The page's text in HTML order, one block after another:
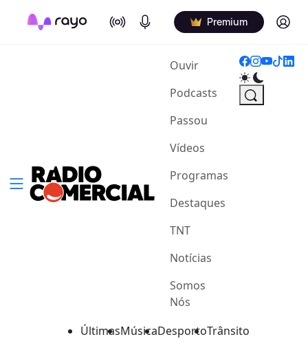
On Air Podcasts Premium Log in
Ouvir(current)
Podcasts
Passou
Vídeos
Programas
Destaques
TNT
Notícias
Somos
Nós
ÚltimasMúsicaDesportoTrânsito